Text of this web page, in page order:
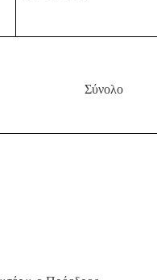
Σύνολο